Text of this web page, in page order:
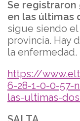
Se registraron
en las últimas
sigue siendo
provincia. Hay
la enfermedad.
https://
6-28-1-0-0-57-
las-ultimas-